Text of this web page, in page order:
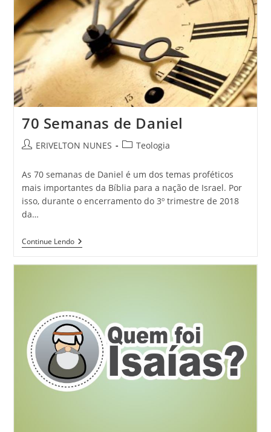
70 Semanas de Daniel
ERIVELTON NUNES Teologia
As 70 semanas de Daniel é um dos temas proféticos
mais importantes da Bíblia para a nação de Israel. Por
isso, durante o encerramento do 3º trimestre de 2018
da…
Continue Lendo